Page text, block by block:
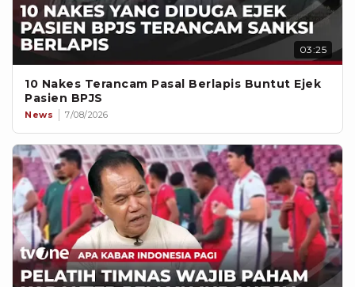
03:25
10 Nakes Terancam Pasal Berlapis Buntut Ejek
Pasien BPJS
News 7/08/2026